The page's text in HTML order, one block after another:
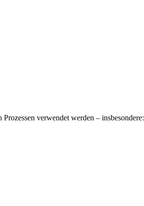
verwendet werden – insbesondere: